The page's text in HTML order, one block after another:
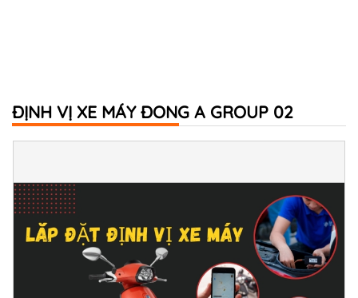
ĐỊNH VỊ XE MÁY ĐONG A GROUP 02